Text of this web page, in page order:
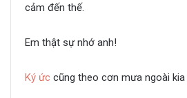
cảm đến thế.
Em thật sự nhớ anh!
Ký ức cũng theo cơn mưa ngoài